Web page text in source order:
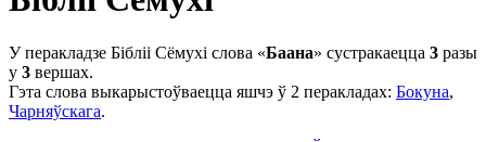
У перакладзе Бібліі Сёмухі слова «Баана» сустракаецца 3 разы
у 3 вершах.
Гэта слова выкарыстоўваецца яшчэ ў 2 перакладах: Бокуна,
Чарняўскага.